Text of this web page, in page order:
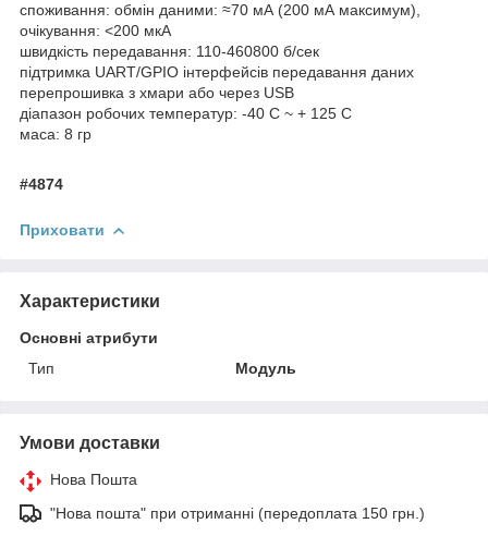
споживання: обмін даними: ≈70 мА (200 мА максимум),
очікування: <200 мкА
швидкість передавання: 110-460800 б/сек
підтримка UART/GPIO інтерфейсів передавання даних
перепрошивка з хмари або через USB
діапазон робочих температур: -40 С ~ + 125 С
маса: 8 гр
#4874
Приховати
Характеристики
Основні атрибути
Тип
Модуль
Умови доставки
Нова Пошта
"Нова пошта" при отриманні (передоплата 150 грн.)